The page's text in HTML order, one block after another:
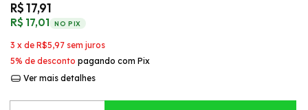
R$ 17,91
R$ 17,01 NO PIX
3 x de R$5,97 sem juros
5% de desconto pagando com Pix
Ver mais detalhes